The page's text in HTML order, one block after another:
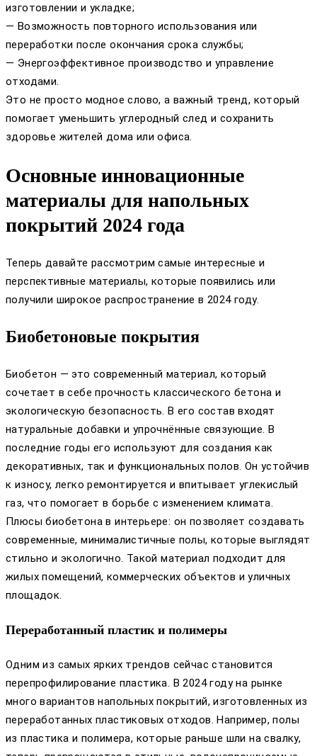
изготовлении и укладке;
— Возможность повторного использования или
переработки после окончания срока службы;
— Энергоэффективное производство и управление
отходами.
Это не просто модное слово, а важный тренд, который
помогает уменьшить углеродный след и сохранить
здоровье жителей дома или офиса.
Основные инновационные
материалы для напольных
покрытий 2024 года
Теперь давайте рассмотрим самые интересные и
перспективные материалы, которые появились или
получили широкое распространение в 2024 году.
Биобетоновые покрытия
Биобетон — это современный материал, который
сочетает в себе прочность классического бетона и
экологическую безопасность. В его состав входят
натуральные добавки и упрочнённые связующие. В
последние годы его используют для создания как
декоративных, так и функциональных полов. Он устойчив
к износу, легко ремонтируется и впитывает углекислый
газ, что помогает в борьбе с изменением климата.
Плюсы биобетона в интерьере: он позволяет создавать
современные, минималистичные полы, которые выглядят
стильно и экологично. Такой материал подходит для
жилых помещений, коммерческих объектов и уличных
площадок.
Переработанный пластик и полимеры
Одним из самых ярких трендов сейчас становится
перепрофилирование пластика. В 2024 году на рынке
много вариантов напольных покрытий, изготовленных из
переработанных пластиковых отходов. Например, полы
из пластика и полимера, которые раньше шли на свалку,